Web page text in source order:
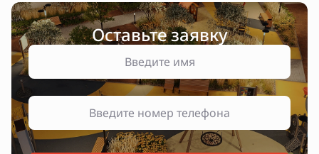
Оставьте заявку